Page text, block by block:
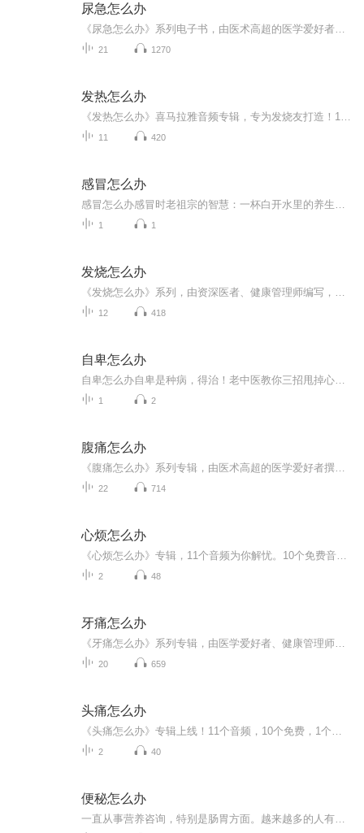
尿急怎么办
21 1270
发热怎么办
11 420
感冒怎么办
1 1
发烧怎么办
12 418
自卑怎么办
1 2
腹痛怎么办
22 714
心烦怎么办
2 48
牙痛怎么办
20 659
头痛怎么办
2 40
便秘怎么办